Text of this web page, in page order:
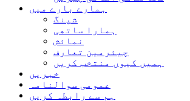
ہمارے بارے میں
شپنگ
ہمارا ساتھی
نمائش
چیئرمین تعارف
ہمیں کیوں منتخب کریں
خبریں
عمومی سوالنامہ
ہم سے رابطہ کریں